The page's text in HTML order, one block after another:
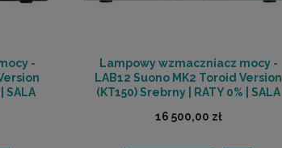
-
SALA
Lampowy wzmaczniacz mocy -
LAB12 Suono MK2 Toroid Version
(KT150) Srebrny | RATY 0% | SALA
16 500,00 zł